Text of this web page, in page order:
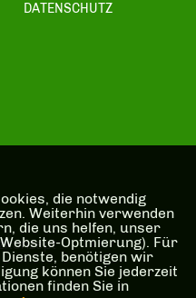
DATENSCHUTZ
die notwendig
Weiterhin verwenden
die uns helfen, unser
Optmierung). Für
benötigen wir
können Sie jederzeit
finden Sie in